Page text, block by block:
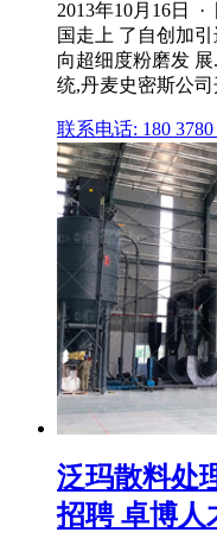
2013年10月16日
国走上 了自创加
向超细度粉磨发
统,丹麦史密斯公司
联系电话: 180 3780
泛玛散料处
招聘 卓博人